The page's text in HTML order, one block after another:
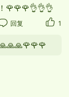
。
🌹🌹🌹👌👌👌
回复 1